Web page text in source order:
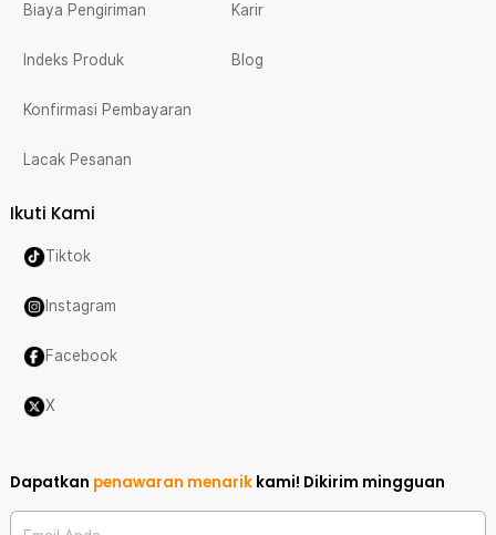
Biaya Pengiriman
Indeks Produk
Konfirmasi Pembayaran
Lacak Pesanan
Karir
Blog
Ikuti Kami
Tiktok
Instagram
Facebook
X
Dapatkan penawaran menarik kami! Dikirim mingguan